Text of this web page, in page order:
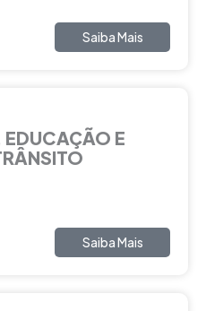
Saiba Mais
E
Saiba Mais